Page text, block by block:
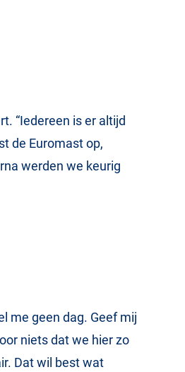
“Iedereen is er altijd
de Euromast op,
werden we keurig
me geen dag. Geef mij
niets dat we hier zo
Dat wil best wat